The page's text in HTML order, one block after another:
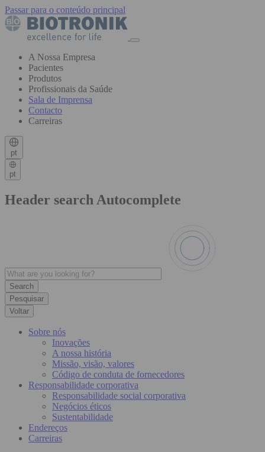
Passar para o conteúdo principal
A Nossa Empresa
Pacientes
Produtos
Profissionais da Saúde
Sala de Imprensa
Contacto
Carreiras
pt
pt
Header search Autocomplete
Pesquisar
Voltar
Sobre nós
Inovações
A nossa história
Missão, visão, valores
Código de conduta de fornecedores
Responsabilidade corporativa
Responsabilidade social corporativa
Negócios éticos
Sustentabilidade
Endereços
Carreiras